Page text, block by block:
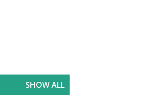
SHOW ALL